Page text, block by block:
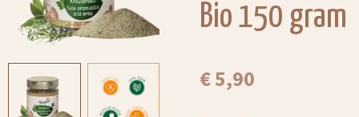
Bio 150 gram
€ 5,90